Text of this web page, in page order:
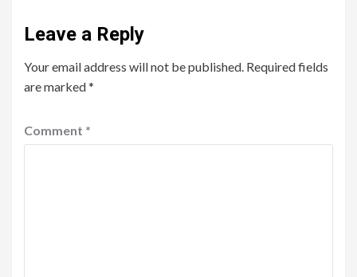
Leave a Reply
Your email address will not be published. Required fields
are marked*
Comment *